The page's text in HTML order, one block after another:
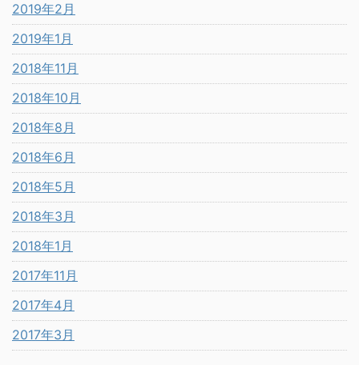
2019年2月
2019年1月
2018年11月
2018年10月
2018年8月
2018年6月
2018年5月
2018年3月
2018年1月
2017年11月
2017年4月
2017年3月